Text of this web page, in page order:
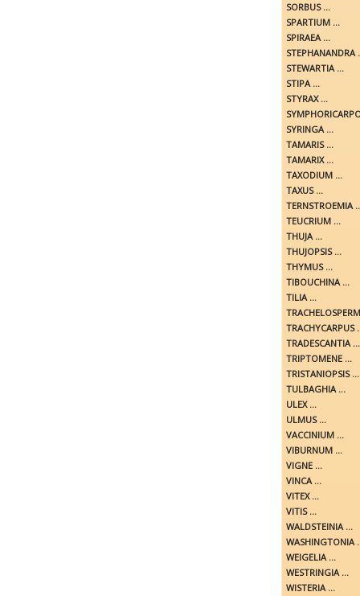
SORBUS ...
SPARTIUM ...
SPIRAEA ...
STEPHANANDRA
STEWARTIA ...
STIPA ...
STYRAX ...
SYRINGA ...
TAMARIS ...
TAMARIX ...
TAXODIUM ...
TAXUS ...
TERNSTROEMIA
TEUCRIUM ...
THUJA ...
THUJOPSIS ...
THYMUS ...
TIBOUCHINA ...
TILIA ...
TRACHYCARPUS
TRADESCANTIA ...
TRIPTOMENE ...
TRISTANIOPSIS ...
TULBAGHIA ...
ULEX ...
ULMUS ...
VACCINIUM ...
VIBURNUM ...
VIGNE ...
VINCA ...
VITEX ...
VITIS ...
WALDSTEINIA ...
WASHINGTONIA
WEIGELIA ...
WESTRINGIA ...
WISTERIA ...